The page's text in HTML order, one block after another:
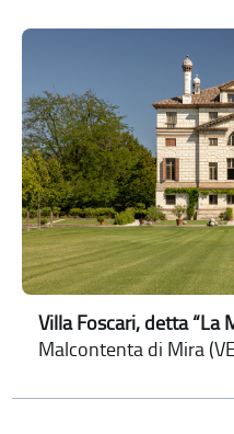
Villa Foscari, detta “La
Malcontenta di Mira